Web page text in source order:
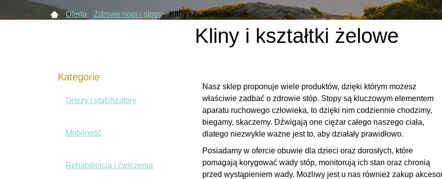
Oferta Zdrowe nogi i stopy | Kliny i kształtki żelowe
Kategorie
Ortezy i stabilizatory
Mobilność
Rehabilitacja i ćwiczenia
Kliny i kształtki żelowe
Nasz sklep proponuje wiele produktów, dzięki którym możesz
właściwie zadbać o zdrowie stóp. Stopy są kluczowym elementem
aparatu ruchowego człowieka, to dzięki nim codziennie chodzimy,
biegamy, skaczemy. Dźwigają one ciężar całego naszego ciała,
dlatego niezwykle ważne jest to, aby działały prawidłowo.
Posiadamy w ofercie obuwie dla dzieci oraz dorosłych, które
pomagają korygować wady stóp, monitorują ich stan oraz chronią
przed wystąpieniem wady. Możliwy jest u nas również zakup